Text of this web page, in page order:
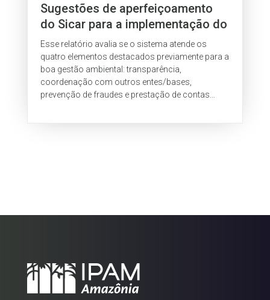
Sugestões de aperfeiçoamento
do Sicar para a implementação do
Código Florestal
Esse relatório avalia se o sistema atende os
quatro elementos destacados previamente para a
boa gestão ambiental: transparência,
coordenação com outros entes/bases,
prevenção de fraudes e prestação de contas